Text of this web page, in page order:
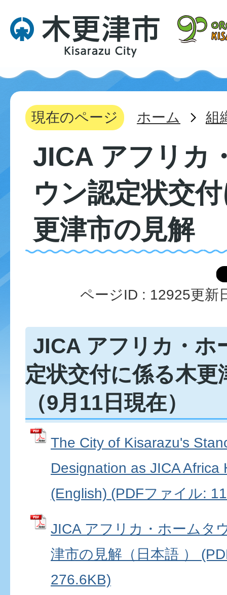
現在のページ ホーム 組
JICA アフリカ
ウン認定状交
更津市の見解
ページID : 12925更新
JICA アフリカ・ホ
定状交付に係る木更
（9月11日現在）
The City of Kisarazu's
Designation as JICA Africa
(English) (PDFファイル:
JICA アフリカ・ホームタ
津市の見解（日本語 ）
276.6KB)